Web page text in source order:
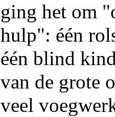
ging het om
hulp": één
één blind
van de grote
veel